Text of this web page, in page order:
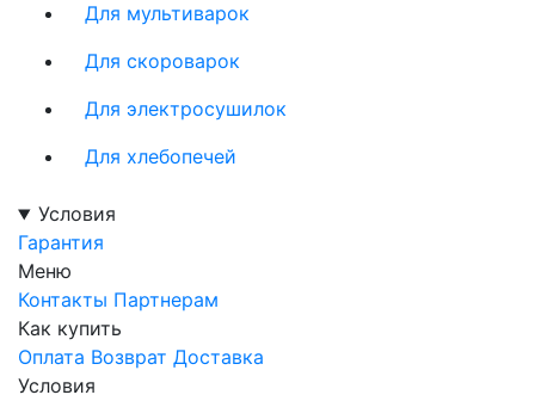
Для мультиварок
Для скороварок
Для электросушилок
Для хлебопечей
Условия
Гарантия
Меню
Контакты Партнерам
Как купить
Оплата Возврат Доставка
Условия